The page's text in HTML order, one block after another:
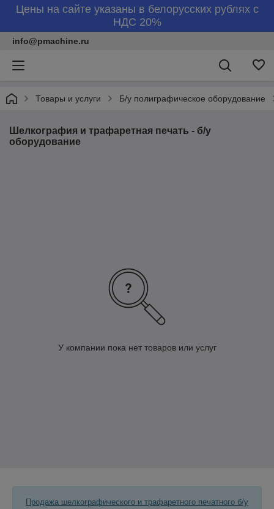
Цены на сайте указаны в белорусских рублях с
НДС 20%
info@pmachine.ru
Товары и услуги Б/у полиграфическое оборудование
Шелкография и трафаретная печать - б/у
оборудование
У компании пока нет товаров или услуг
Продажа шелкографического и трафаретного печатного б/у